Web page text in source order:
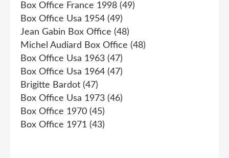
Box Office France 1998 (49)
Box Office Usa 1954 (49)
Jean Gabin Box Office (48)
Michel Audiard Box Office (48)
Box Office Usa 1963 (47)
Box Office Usa 1964 (47)
Brigitte Bardot (47)
Box Office Usa 1973 (46)
Box Office 1970 (45)
Box Office 1971 (43)